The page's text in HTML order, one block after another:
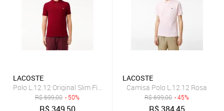
LACOSTE
Polo L.12.12 Original Slim Fit Vinho
R$699,00 - 50%
LACOSTE
Camisa Polo L.12.12 Rosa
R$699,00 - 45%